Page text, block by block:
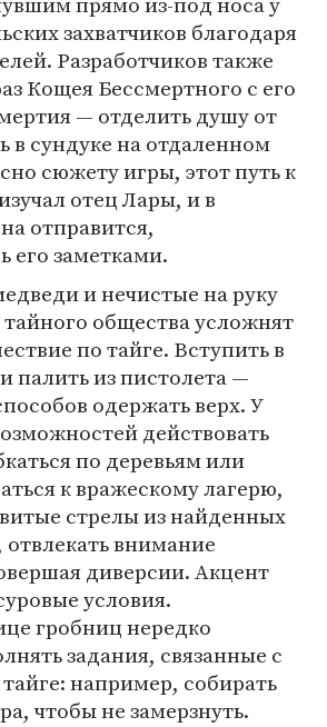
захватчиков благодаря
Разработчиков также
Кощея Бессмертного с его
— отделить душу от
в сундуке на отдаленном
сюжету игры, этот путь к
отец Лары, и в
отправится,
его заметками.
и нечистые на руку
общества усложнят
по тайге. Вступить в
палить из пистолета —
одержать верх. У
действовать
по деревьям или
к вражескому лагерю,
стрелы из найденных
внимание
диверсии. Акцент
условия.
гробниц нередко
задания, связанные с
например, собирать
чтобы не замерзнуть.